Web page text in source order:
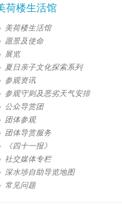
荷楼生活馆
美荷楼生活馆
愿景及使命
展览
夏日亲子文化探索系列
参观资讯
参观守则及恶劣天气安排
公众导赏团
团体参观
团体导赏服务
《四十一报》
社交媒体专栏
深水埗自助导览地图
常见问题